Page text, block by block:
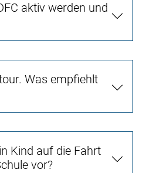
aktiv werden und
Was empfiehlt
Kind auf die Fahrt
vor?